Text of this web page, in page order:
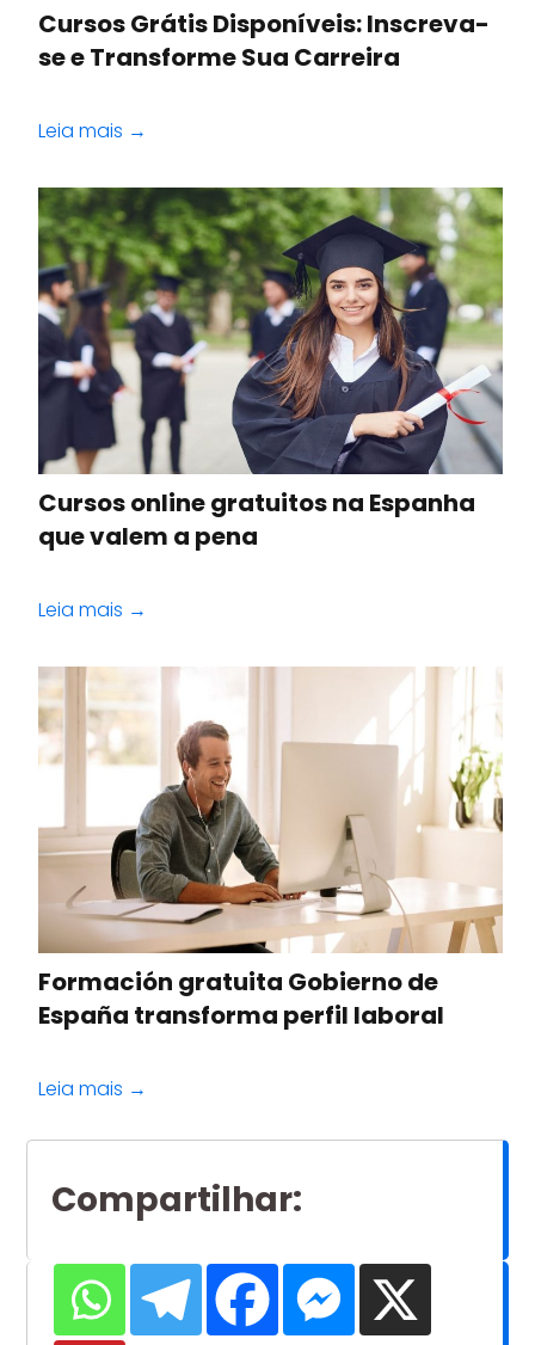
Cursos Grátis Disponíveis: Inscreva-
se e Transforme Sua Carreira
Leia mais →
Cursos online gratuitos na Espanha
que valem a pena
Leia mais →
Formación gratuita Gobierno de
España transforma perfil laboral
Leia mais →
Compartilhar: